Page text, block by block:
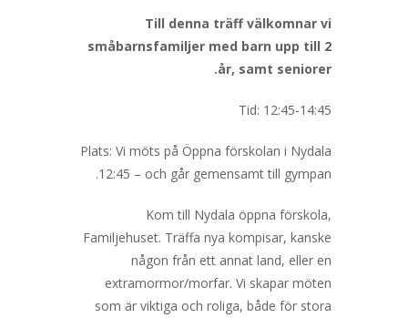
Till denna träff välkomnar vi
småbarnsfamiljer med barn upp till 2
år, samt seniorer.
Tid: 12:45-14:45
Plats: Vi möts på Öppna förskolan i Nydala
12:45 – och går gemensamt till gympan.
Kom till Nydala öppna förskola,
Familjehuset. Träffa nya kompisar, kanske
någon från ett annat land, eller en
extramormor/morfar. Vi skapar möten
som är viktiga och roliga, både för stora